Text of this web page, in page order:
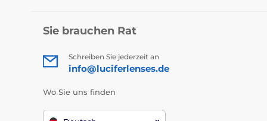
Sie brauchen Rat
Schreiben Sie jederzeit an
info@luciferlenses.de
Wo Sie uns finden